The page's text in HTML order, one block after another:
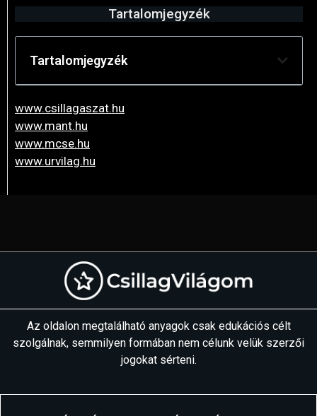
Tartalomjegyzék
Tartalomjegyzék
www.csillagaszat.hu
www.mant.hu
www.mcse.hu
www.urvilag.hu
Az oldalon megtalálható anyagok csak edukációs célt
szolgálnak, semmilyen formában nem célunk velük szerzői
jogokat sérteni.